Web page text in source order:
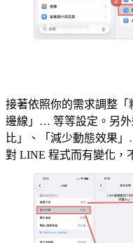
接著依照你的需求調整
邊線」… 等等設定。另
比」、「減少動態效果
對 LINE 程式而有變化，